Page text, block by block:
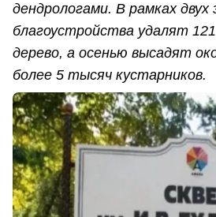
дендрологами. В рамках двух
благоустройства удалят
дерево, а осенью высадят
более 5 тысяч кустарников.